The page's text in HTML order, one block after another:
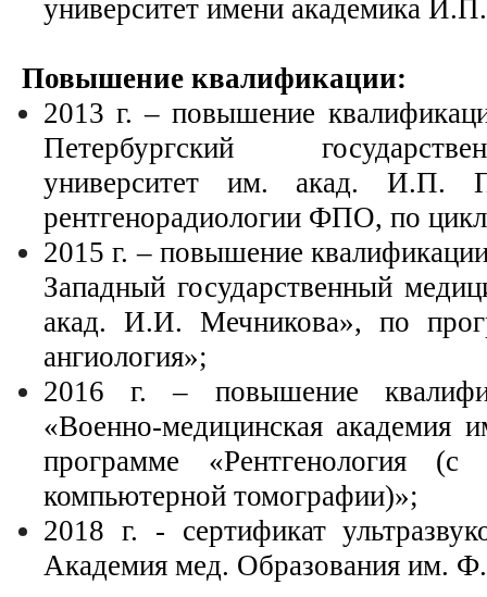
университет имени академика
Повышение квалификации:
2013 г. – повышение
Петербургский
университет им. акад. И.П.
рентгенорадиологии ФПО, по
2015 г. – повышение
Западный государственный
акад. И.И. Мечникова», по
ангиология»;
2016 г. – повышение
«Военно-медицинская
программе «Рентгенология (с
компьютерной томографии)»;
2018 г. - сертификат
Академия мед. Образования им.